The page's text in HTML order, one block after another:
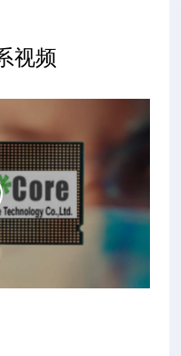
视频